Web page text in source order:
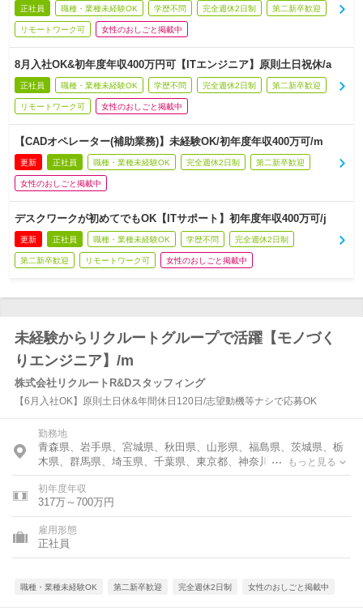
正社員 職種・業種未経験OK 学歴不問 完全週休2日制 第二新卒歓迎
リモートワーク可 女性のおしごと掲載中
8月入社OK&初年度年収400万円可【ITエンジニア】原則土日祝休/a
正社員 職種・業種未経験OK 学歴不問 完全週休2日制 第二新卒歓迎
リモートワーク可 女性のおしごと掲載中
【CADオペレーター(補助業務)】未経験OK/初年度年収400万可/m
更新 正社員 職種・業種未経験OK 完全週休2日制 第二新卒歓迎
女性のおしごと掲載中
デスクワークが初めてでもOK【ITサポート】初年度年収400万可/j
更新 正社員 職種・業種未経験OK 学歴不問 完全週休2日制
第二新卒歓迎 リモートワーク可 女性のおしごと掲載中
未経験からリクルートグループで活躍【モノづく
りエンジニア】/m
株式会社リクルートR&Dスタッフィング
【6月入社OK】原則土日休&年間休日120日/志望動機等ナシで応募OK
勤務地
青森県、岩手県、宮城県、秋田県、山形県、福島県、茨城県、栃
木県、群馬県、埼玉県、千葉県、東京都、神奈川県、福井県、山
梨県、長野県、岐阜県、静岡県、愛知県、三重県、滋賀県、京都
府、大阪府、兵庫県、奈良県、岡山県、広島県、山口県、香川
県、福岡県、佐賀県、長崎県、熊本県、大分県、宮崎県、鹿児島
県
もっと見る
初年度年収
317万～700万円
雇用形態
正社員
職種・業種未経験OK 第二新卒歓迎 完全週休2日制 女性のおしごと掲載中